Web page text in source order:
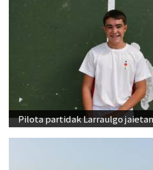
Pilota partidak Larraulgo jaietan